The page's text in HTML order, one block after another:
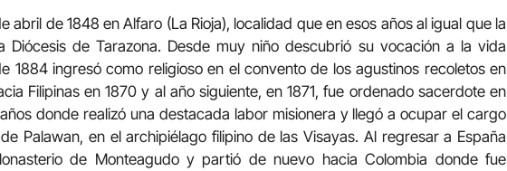
abril de 1848 en Alfaro (La Rioja), localidad que en esos años al igual que la
Diócesis de Tarazona. Desde muy niño descubrió su vocación a la vida
1884 ingresó como religioso en el convento de los agustinos recoletos en
Filipinas en 1870 y al año siguiente, en 1871, fue ordenado sacerdote en
donde realizó una destacada labor misionera y llegó a ocupar el cargo
Palawan, en el archipiélago filipino de las Visayas. Al regresar a España
de Monteagudo y partió de nuevo hacia Colombia donde fue